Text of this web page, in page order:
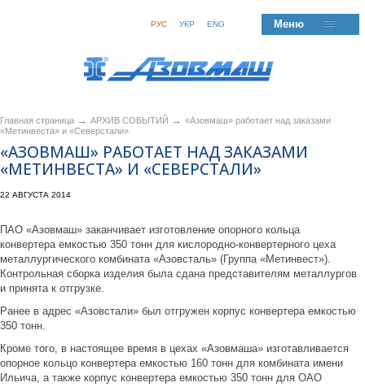
РУС УКР ENG Меню
Главная страница → АРХИВ СОБЫТИЙ → «Азовмаш» работает над заказами
«Метинвеста» и «Северстали»
«АЗОВМАШ» РАБОТАЕТ НАД ЗАКАЗАМИ
«МЕТИНВЕСТА» И «СЕВЕРСТАЛИ»
22 АВГУСТА 2014
ПАО «Азовмаш» заканчивает изготовление опорного кольца
конвертера емкостью 350 тонн для кислородно-конвертерного цеха
металлургического комбината «Азовсталь» (Группа «Метинвест»).
Контрольная сборка изделия была сдана представителям металлургов
и принята к отгрузке.
Ранее в адрес «Азовстали» был отгружен корпус конвертера емкостью
350 тонн.
Кроме того, в настоящее время в цехах «Азовмаша» изготавливается
опорное кольцо конвертера емкостью 160 тонн для комбината имени
Ильича, а также корпус конвертера емкостью 350 тонн для ОАО